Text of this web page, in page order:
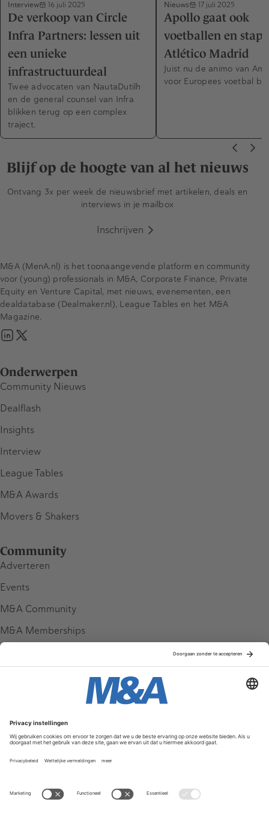
Interview 16 juli 2025
De verkoop van Circle
Infra Partners: lessen uit
een unieke
infrastructuurdeal
Twee advocaten van NautaDutilh
en de general counsel van Infra
blikken terug op een complex
traject.
Nieuws 17 juli 2025
Apollo gaat ook
voetballen en
Atlético Madrid
Juist nu de animo van
voor Europees voetbal
Blijf op de hoogte van al het nieuws
Ontvang 3x per week de nieuwsbrief met artikelen, deals en
interviews in je mailbox
Inschrijven
Onderwerpen
Community Nieuws
Dealflash
Insights
Interview
League Tables
M&A Awards
Movers & Shakers
Community
Adverteren
Events
M&A Community
M&A Memberships
Service & Contact
Contact
FAQ
Werken bij ons
M&A (MenA.nl) is het toonaangevende platform en community
voor (young) professionals in M&A, Corporate Finance, Private
Equity en Venture Capital, met nieuws, evenementen, een
dealdatabase (Dealmaker.nl), League Tables en het M&A
Magazine.